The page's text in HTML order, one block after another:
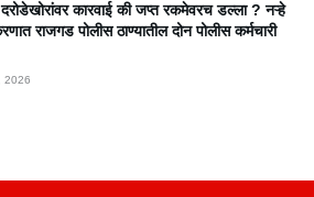
कारवाई की जप्त रकमेवरच डल्ला ? नऱ्हे
राजगड पोलीस ठाण्यातील दोन पोलीस कर्मचारी
2026